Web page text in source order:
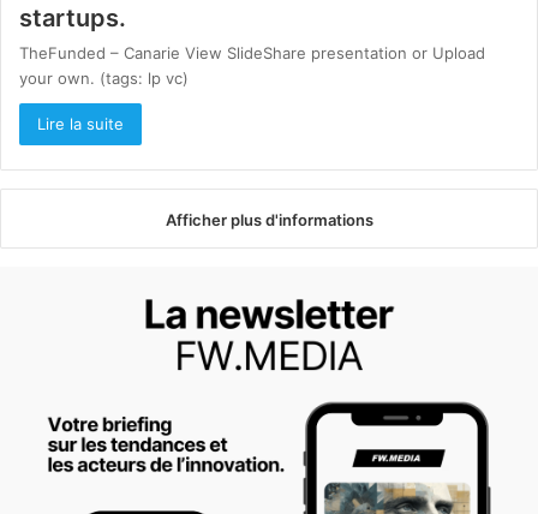
startups.
TheFunded – Canarie View SlideShare presentation or Upload
your own. (tags: lp vc)
Lire la suite
Afficher plus d'informations